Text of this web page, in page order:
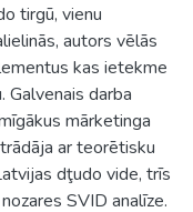
tirgū, vienu
autors vēlās
kas ietekme
Galvenais darba
mārketinga
ar teorētisku
dţudo vide, trīs
SVID analīze.